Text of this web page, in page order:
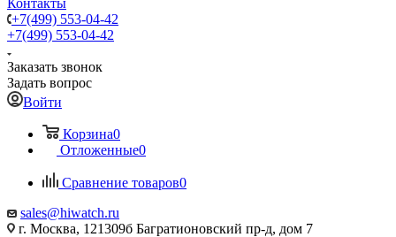
Контакты
+7(499) 553-04-42
+7(499) 553-04-42
Заказать звонок
Задать вопрос
Войти
Корзина0
Отложенные0
Сравнение товаров0
sales@hiwatch.ru
г. Москва, 121309б Багратионовский пр-д, дом 7